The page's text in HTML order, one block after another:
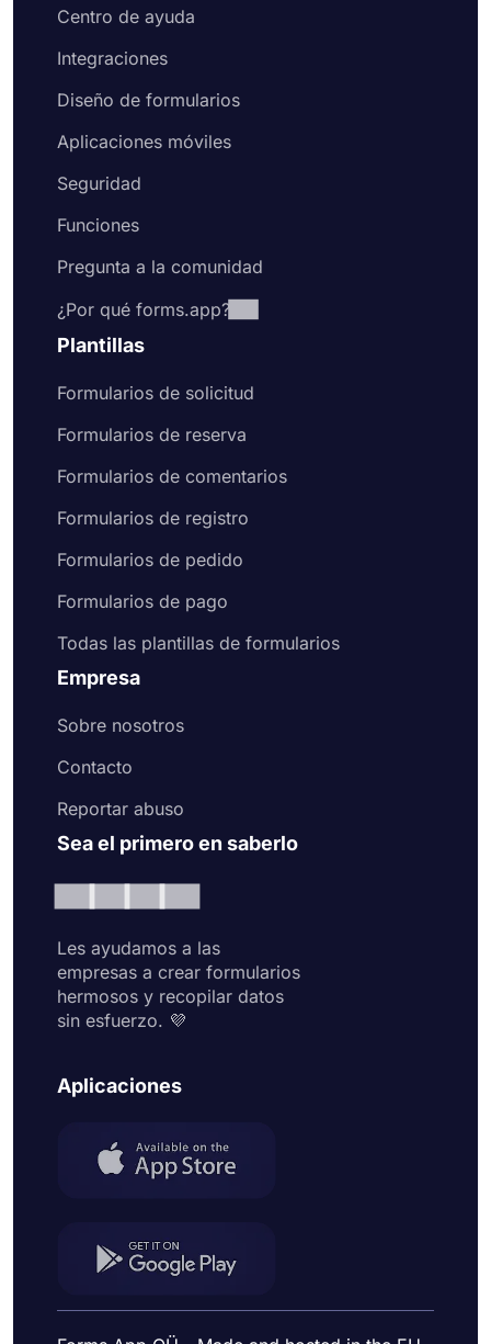
Centro de ayuda
Integraciones
Diseño de formularios
Aplicaciones móviles
Seguridad
Funciones
Pregunta a la comunidad
¿Por qué forms.app?
Plantillas
Formularios de solicitud
Formularios de reserva
Formularios de comentarios
Formularios de registro
Formularios de pedido
Formularios de pago
Todas las plantillas de formularios
Empresa
Sobre nosotros
Contacto
Reportar abuso
Sea el primero en saberlo
Les ayudamos a las
empresas a crear formularios
hermosos y recopilar datos
sin esfuerzo. 💜
Aplicaciones